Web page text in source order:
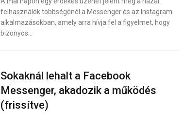
felhasználók többségénél a Messenger és az Instagram
alkalmazásokban, amely arra hívja fel a figyelmet, hogy
bizonyos…
Sokaknál lehalt a Facebook
Messenger, akadozik a működés
(frissítve)